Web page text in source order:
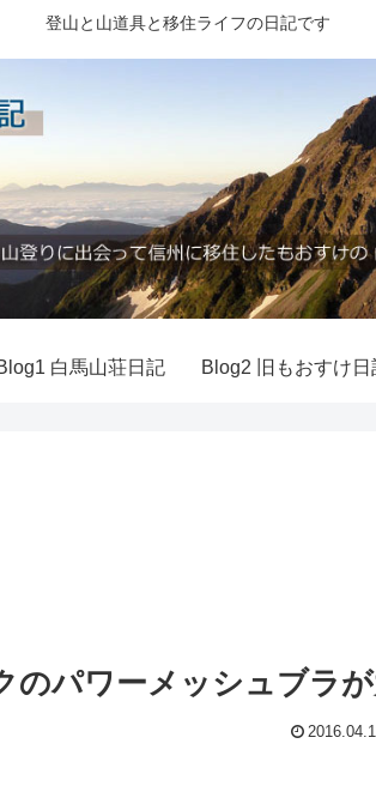
登山と山道具と移住ライフの日記です
白馬山荘日記 Blog2 旧もおすけ日
のパワーメッシュブラが